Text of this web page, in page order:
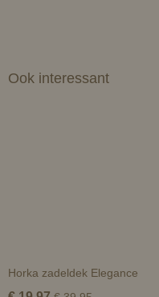
Ook interessant
Horka zadeldek Elegance